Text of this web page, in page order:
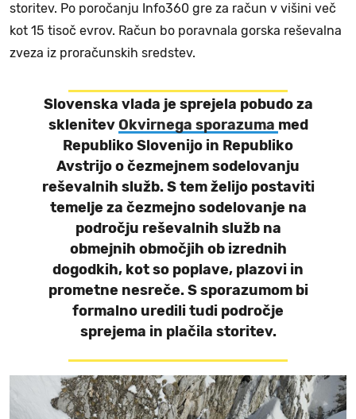
storitev. Po poročanju Info360 gre za račun v višini več
kot 15 tisoč evrov. Račun bo poravnala gorska reševalna
zveza iz proračunskih sredstev.
Slovenska vlada je sprejela pobudo za
sklenitevOkvirnega sporazuma med
Republiko Slovenijo in Republiko
Avstrijo o čezmejnem sodelovanju
reševalnih služb. S tem želijo postaviti
temelje za čezmejno sodelovanje na
področju reševalnih služb na
obmejnih območjih ob izrednih
dogodkih, kot so poplave, plazovi in
prometne nesreče. S sporazumom bi
formalno uredili tudi področje
sprejema in plačila storitev.